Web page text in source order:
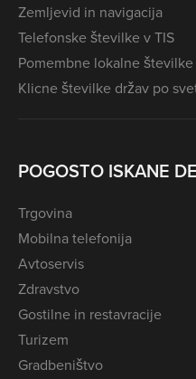
Zemljevid in navigacija
Telefonske številke v TIS
Pomembne lokalne številke
Klicne številke držav po
POGOSTO ISKANE
Trgovina
Mobilna telefonija
Avtoservis
Zdravstvo
Gostilne in restavracije
Turizem
Gradbeništvo